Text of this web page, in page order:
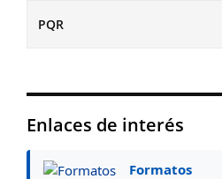
PQR
Enlaces de interés
Formatos